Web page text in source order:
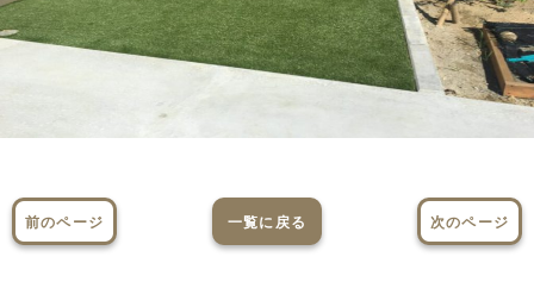
前のページ 一覧に戻る 次のページ